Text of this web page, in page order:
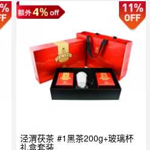
泾渭茯茶 #1黑茶200g+玻璃杯
礼盒套装